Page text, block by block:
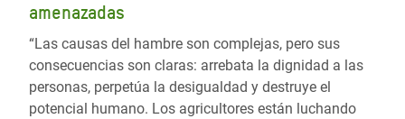
amenazadas
“Las causas del hambre son complejas, pero sus
consecuencias son claras: arrebata la dignidad a las
personas, perpetúa la desigualdad y destruye el
potencial humano. Los agricultores están luchando